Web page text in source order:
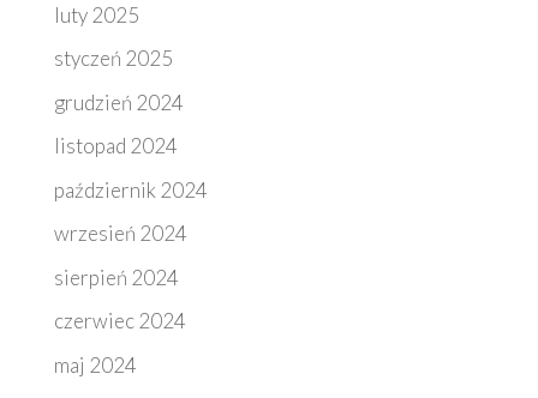
luty 2025
styczeń 2025
grudzień 2024
listopad 2024
październik 2024
wrzesień 2024
sierpień 2024
czerwiec 2024
maj 2024